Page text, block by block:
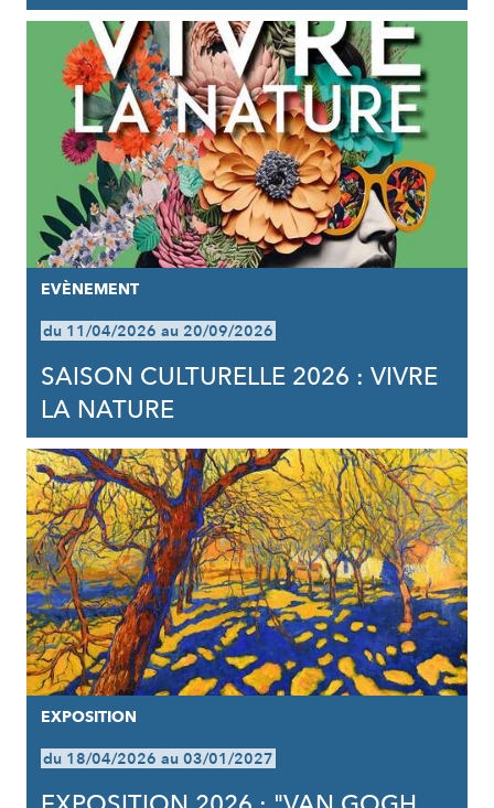
EVÈNEMENT
du 11/04/2026 au 20/09/2026
SAISON CULTURELLE 2026 : VIVRE
LA NATURE
EXPOSITION
du 18/04/2026 au 03/01/2027